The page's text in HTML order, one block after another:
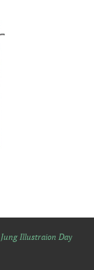
Jung Illustraion Day